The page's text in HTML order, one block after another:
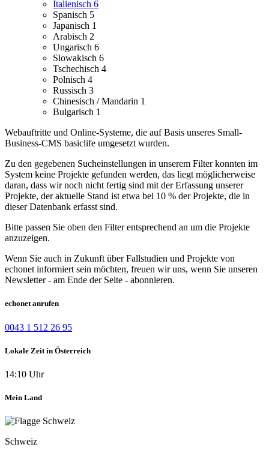
Italienisch 6
Spanisch 5
Japanisch 1
Arabisch 2
Ungarisch 6
Slowakisch 6
Tschechisch 4
Polnisch 4
Russisch 3
Chinesisch / Mandarin 1
Bulgarisch 1
Webauftritte und Online-Systeme, die auf Basis unseres Small-
Business-CMS basiclife umgesetzt wurden.
Zu den gegebenen Sucheinstellungen in unserem Filter konnten im
System keine Projekte gefunden werden, das liegt möglicherweise
daran, dass wir noch nicht fertig sind mit der Erfassung unserer
Projekte, der aktuelle Stand ist etwa bei 10 % der Projekte, die in
dieser Datenbank erfasst sind.
Bitte passen Sie oben den Filter entsprechend an um die Projekte
anzuzeigen.
Wenn Sie auch in Zukunft über Fallstudien und Projekte von
echonet informiert sein möchten, freuen wir uns, wenn Sie unseren
Newsletter - am Ende der Seite - abonnieren.
echonet anrufen
0043 1 512 26 95
Lokale Zeit in Österreich
14:10 Uhr
Mein Land
Schweiz